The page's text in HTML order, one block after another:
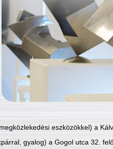
eszközökkel) a
gyalog) a Gogol utca 32.